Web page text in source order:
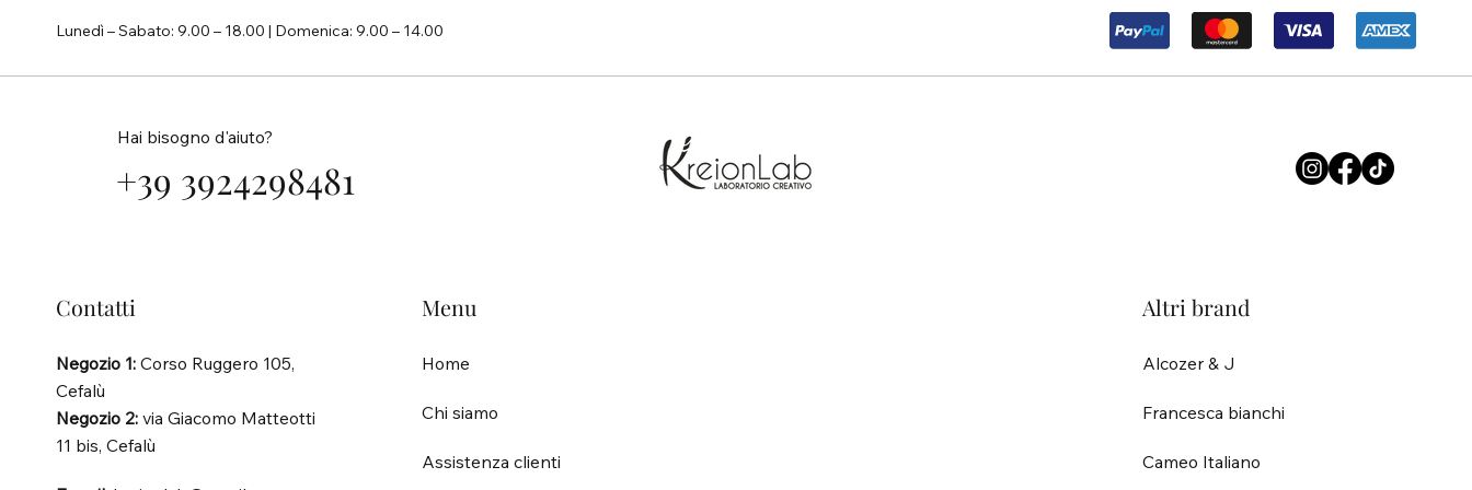
Contatti
Negozio 1: Corso Ruggero 105,
Cefalù
Negozio 2: via Giacomo Matteotti
11 bis, Cefalù
Menu
Home
Chi siamo
Assistenza clienti
Altri brand
Alcozer & J
Francesca bianchi
Cameo Italiano
Hai bisogno d'aiuto?
+39 3924298481
Lunedì – Sabato: 9.00 – 18.00 | Domenica: 9.00 – 14.00